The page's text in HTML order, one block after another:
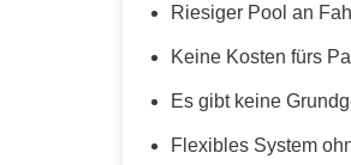
Riesiger Pool an
Keine Kosten fürs
Es gibt keine
Flexibles System